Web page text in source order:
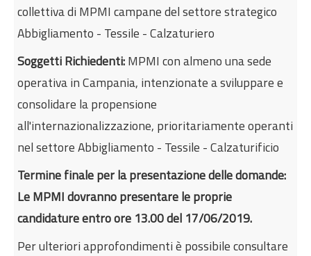
collettiva di MPMI campane del settore strategico
Abbigliamento - Tessile - Calzaturiero
Soggetti Richiedenti:MPMI con almeno una sede
operativa in Campania, intenzionate a sviluppare e
consolidare la propensione
all'internazionalizzazione, prioritariamente operanti
nel settore Abbigliamento - Tessile - Calzaturificio
Termine finale per la presentazione delle domande:
Le MPMI dovranno presentare le proprie
candidature entro ore 13.00 del 17/06/2019.
Per ulteriori approfondimenti è possibile consultare